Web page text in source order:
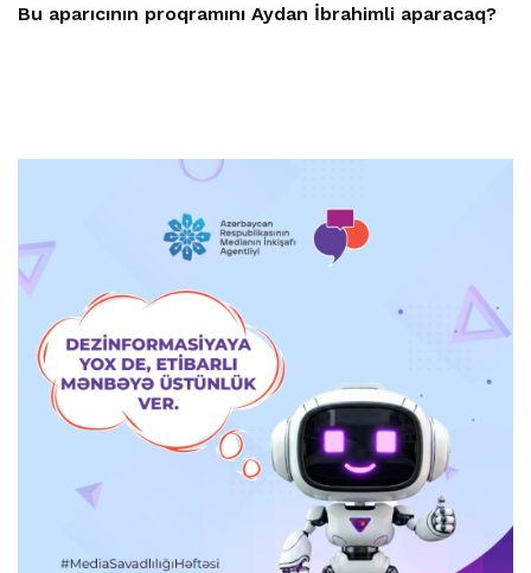
Bu aparıcının proqramını Aydan İbrahimli aparacaq?